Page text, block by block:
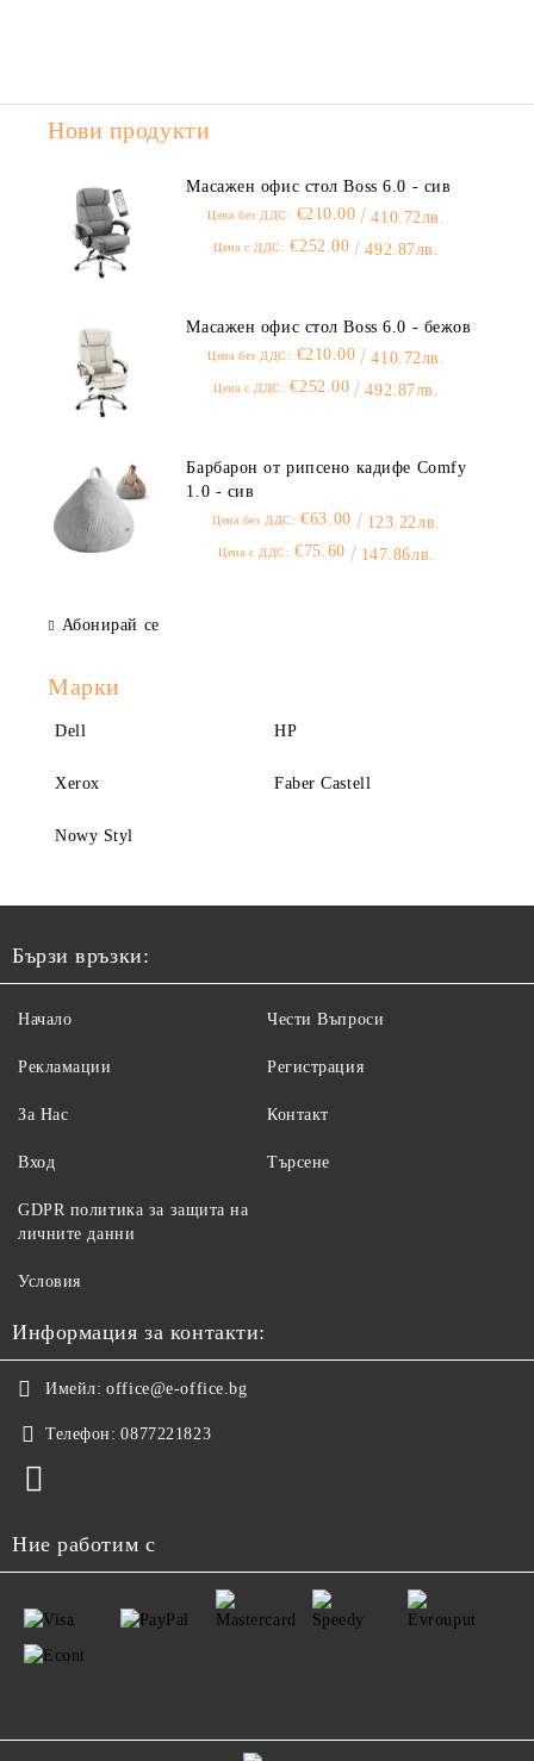
Нови продукти
Масажен офис стол Boss 6.0 - сив
Цена без ДДС: €210.00 410.72лв.
Цена с ДДС: €252.00 492.87лв.
Масажен офис стол Boss 6.0 - бежов
Цена без ДДС: €210.00 410.72лв.
Цена с ДДС: €252.00 492.87лв.
Барбарон от рипсено кадифе Comfy
1.0 - сив
Цена без ДДС: €63.00 123.22лв.
Цена с ДДС: €75.60 147.86лв.
Абонирай се
Марки
Dell HP
Xerox Faber Castell
Nowy Styl
Бързи връзки:
Начало
Рекламации
За Нас
Вход
Чести Въпроси
Регистрация
Контакт
Търсене
GDPR политика за защита на
личните данни
Условия
Информация за контакти:
Имейл: office@e-office.bg
Телефон: 0877221823
Ние работим с